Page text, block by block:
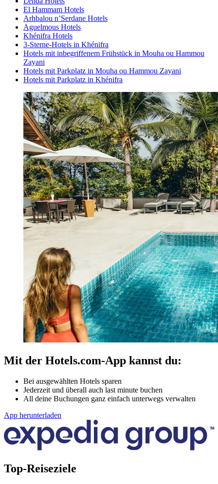
El Hammam Hotels
Arhbalou nʼSerdane Hotels
Aguelmous Hotels
Khénifra Hotels
3-Sterne-Hotels in Khénifra
Hotels mit inbegriffenem Frühstück in Mouha ou Hammou
Zayani
Hotels mit Parkplatz in Mouha ou Hammou Zayani
Hotels mit Parkplatz in Khénifra
Mit der Hotels.com-App kannst du:
Bei ausgewählten Hotels sparen
Jederzeit und überall auch last minute buchen
All deine Buchungen ganz einfach unterwegs verwalten
App herunterladen
Top-Reiseziele